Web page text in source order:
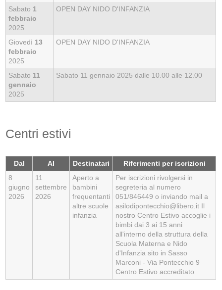
Sabato 1
febbraio
2025
OPEN DAY NIDO D'INFANZIA
Giovedì 13
febbraio
2025
OPEN DAY NIDO D'INFANZIA
Sabato 11
gennaio
2025
Sabato 11 gennaio 2025 dalle 10.00 alle 12.00
Centri estivi
Dal Al Destinatari
Riferimenti per iscrizioni
8
giugno
2026
11
settembre
2026
Aperto a
bambini
frequentanti
altre scuole
infanzia
Per iscrizioni rivolgersi in
segreteria al numero
051/846449 o inviando mail a
asilodipontecchio@libero.it Il
nostro Centro Estivo accoglie i
bimbi dai 3 ai 15 anni
all'interno della struttura della
Scuola Materna e Nido
d'Infanzia sito in Sasso
Marconi - Via Pontecchio 9
Centro Estivo accreditato